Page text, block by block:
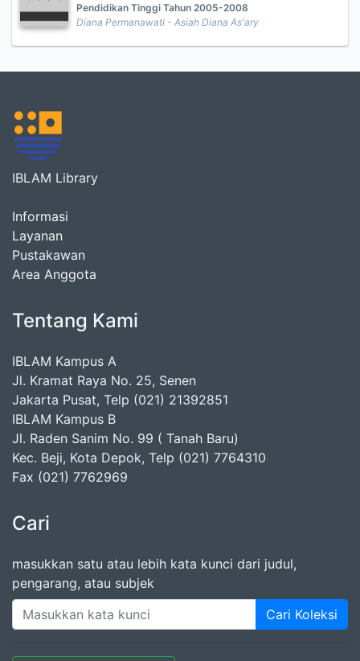
Pendidikan Tinggi Tahun 2005-2008
Diana Permanawati - Asiah Diana As'ary
IBLAM Library
Informasi
Layanan
Pustakawan
Area Anggota
Tentang Kami
IBLAM Kampus A
Jl. Kramat Raya No. 25, Senen
Jakarta Pusat, Telp (021) 21392851
IBLAM Kampus B
Jl. Raden Sanim No. 99 ( Tanah Baru)
Kec. Beji, Kota Depok, Telp (021) 7764310
Fax (021) 7762969
Cari
masukkan satu atau lebih kata kunci dari judul,
pengarang, atau subjek
Cari Koleksi